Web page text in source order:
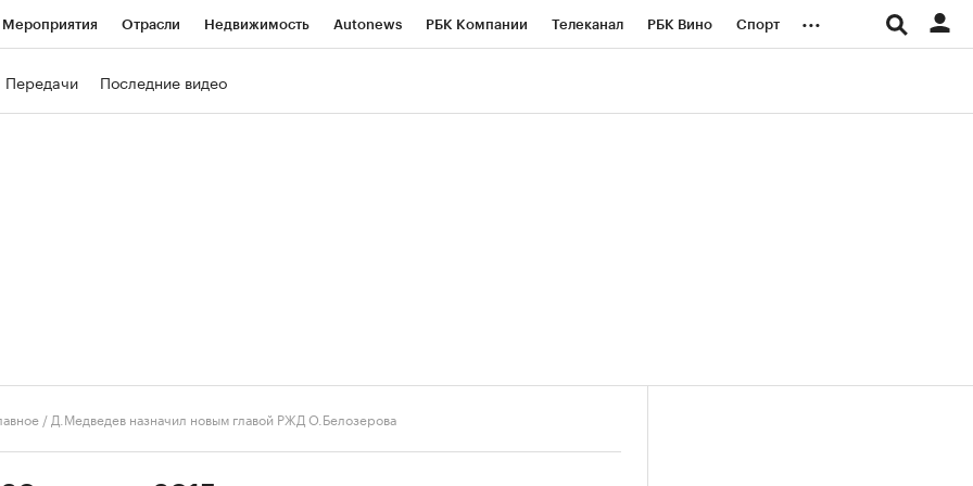
Мероприятия Отрасли Недвижимость Autonews РБК Компании Телеканал РБК Вино Спорт ...
Передачи Последние видео
/ Д.Медведев назначил новым главой РЖД О.Белозерова